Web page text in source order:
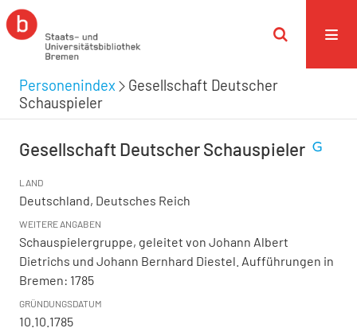
Personenindex
Gesellschaft Deutscher
Schauspieler
Gesellschaft Deutscher Schauspieler
LAND
Deutschland, Deutsches Reich
WEITERE ANGABEN
Schauspielergruppe, geleitet von Johann Albert
Dietrichs und Johann Bernhard Diestel. Aufführungen in
Bremen: 1785
GRÜNDUNGSDATUM
10.10.1785